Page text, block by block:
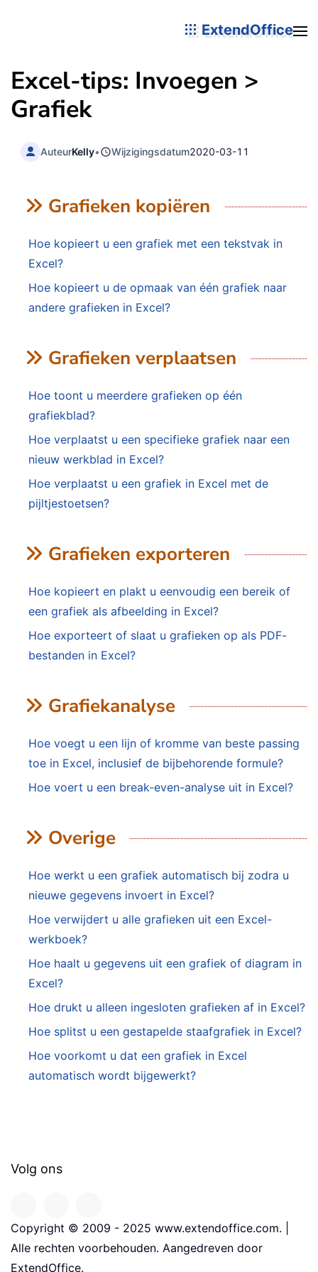
ExtendOffice
Excel-tips: Invoegen >
Grafiek
AuteurKelly• Wijzigingsdatum2020-03-11
Grafieken kopiëren
Hoe kopieert u een grafiek met een tekstvak in
Excel?
Hoe kopieert u de opmaak van één grafiek naar
andere grafieken in Excel?
Grafieken verplaatsen
Hoe toont u meerdere grafieken op één
grafiekblad?
Hoe verplaatst u een specifieke grafiek naar een
nieuw werkblad in Excel?
Hoe verplaatst u een grafiek in Excel met de
pijltjestoetsen?
Grafieken exporteren
Hoe kopieert en plakt u eenvoudig een bereik of
een grafiek als afbeelding in Excel?
Hoe exporteert of slaat u grafieken op als PDF-
bestanden in Excel?
Grafiekanalyse
Hoe voegt u een lijn of kromme van beste passing
toe in Excel, inclusief de bijbehorende formule?
Hoe voert u een break-even-analyse uit in Excel?
Overige
Hoe werkt u een grafiek automatisch bij zodra u
nieuwe gegevens invoert in Excel?
Hoe verwijdert u alle grafieken uit een Excel-
werkboek?
Hoe haalt u gegevens uit een grafiek of diagram in
Excel?
Hoe drukt u alleen ingesloten grafieken af in Excel?
Hoe splitst u een gestapelde staafgrafiek in Excel?
Hoe voorkomt u dat een grafiek in Excel
automatisch wordt bijgewerkt?
Volg ons
Copyright © 2009 - 2025 www.extendoffice.com. |
Alle rechten voorbehouden. Aangedreven door
ExtendOffice.